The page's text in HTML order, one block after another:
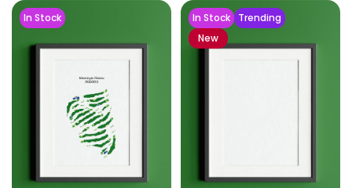
In Stock In Stock
Trending
New